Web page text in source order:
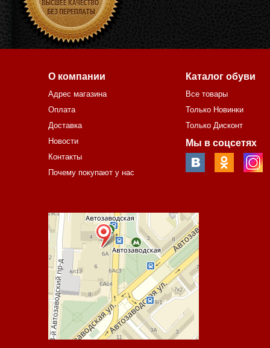
О компании
Адрес магазина
Оплата
Доставка
Новости
Контакты
Почему покупают у нас
Каталог обуви
Все товары
Только Новинки
Только Дисконт
Мы в соцсетях